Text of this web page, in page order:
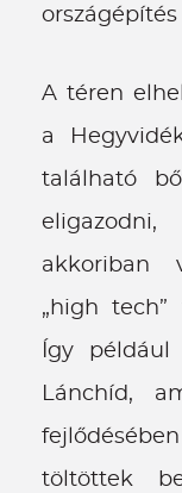
A téren
a
található
akkoriban
„high tech”
Így
Lánchíd,
töltöttek